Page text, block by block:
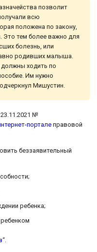
позволит
всю
положена по закону,
Это тем более важно для
болезнь, или
родивших малыша.
должны ходить по
Им нужно
Мишустин.
№
портале правовой
беззаявительный
ребенка;
“.